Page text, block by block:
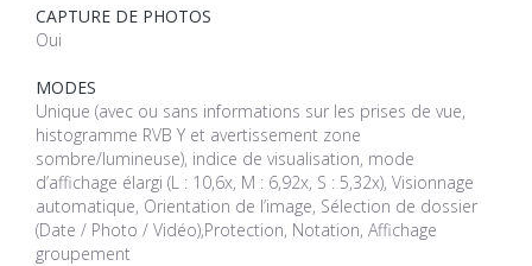
CAPTURE DE PHOTOS
Oui
MODES
Unique (avec ou sans informations sur les prises de vue,
histogramme RVB Y et avertissement zone
sombre/lumineuse), indice de visualisation, mode
d’affichage élargi (L : 10,6x, M : 6,92x, S : 5,32x), Visionnage
automatique, Orientation de l’image, Sélection de dossier
(Date / Photo / Vidéo),Protection, Notation, Affichage
groupement